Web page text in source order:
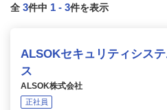
全 3件中 1 - 3件を表示
ALSOKセキュリティシス
ス
ALSOK株式会社
正社員